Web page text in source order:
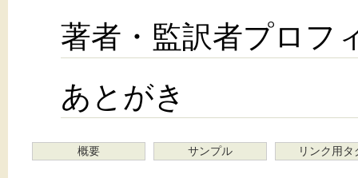
著者・監訳者プロフ
あとがき
概要 サンプル リンク用タ